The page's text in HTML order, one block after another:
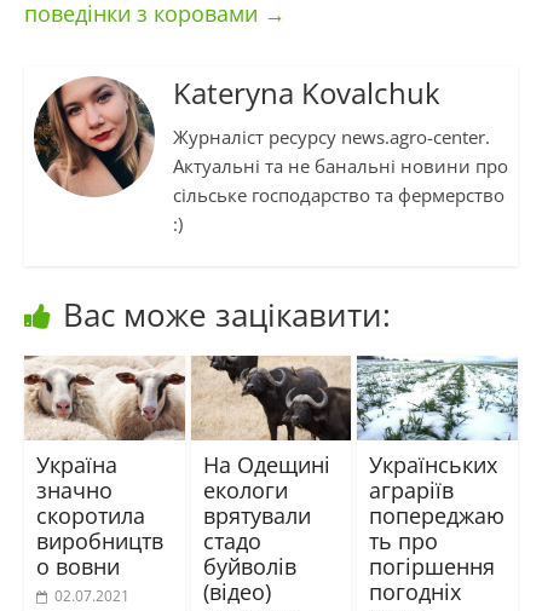
поведінки з коровами →
Kateryna Kovalchuk
Журналіст ресурсу news.agro-center.
Актуальні та не банальні новини про
сільське господарство та фермерство
:)
Вас може зацікавити:
Україна
значно
скоротила
виробництв
о вовни
02.07.2021
На Одещині
екологи
врятували
стадо
буйволів
(відео)
Українських
аграріїв
попереджаю
ть про
погіршення
погодніх